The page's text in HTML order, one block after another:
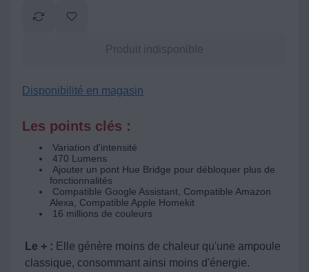
Produit indisponible
Disponibilité en magasin
Les points clés :
Variation d'intensité
470 Lumens
Ajouter un pont Hue Bridge pour débloquer plus de
fonctionnalités
Compatible Google Assistant, Compatible Amazon
Alexa, Compatible Apple Homekit
16 millions de couleurs
Le + : Elle génère moins de chaleur qu'une ampoule
classique, consommant ainsi moins d'énergie.